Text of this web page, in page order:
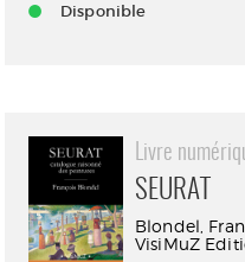
Disponible
Livre
SEURAT
Blondel,
VisiMuZ